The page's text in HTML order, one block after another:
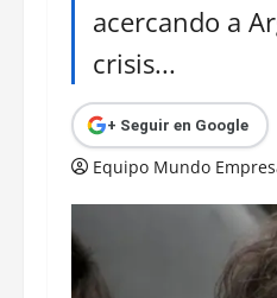
acercando a
crisis...
+ Seguir en Google
Equipo Mundo